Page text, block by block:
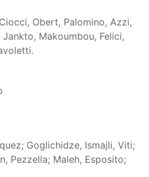
Obert, Palomino, Azzi,
Makoumbou, Felici,
Goglichidze, Ismajli, Viti;
Pezzella; Maleh, Esposito;